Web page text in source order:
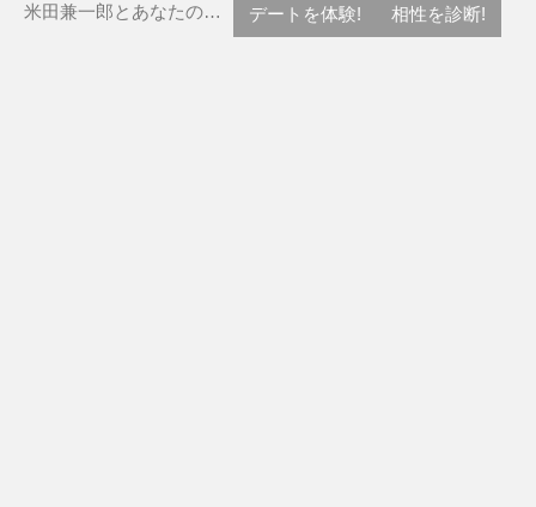
米田兼一郎とあなたの… デートを体験! 相性を診断!